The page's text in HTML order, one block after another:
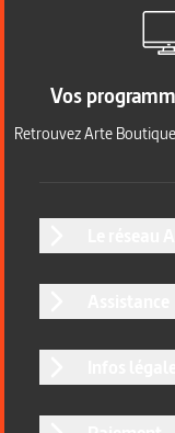
Vos
Retrouvez Arte